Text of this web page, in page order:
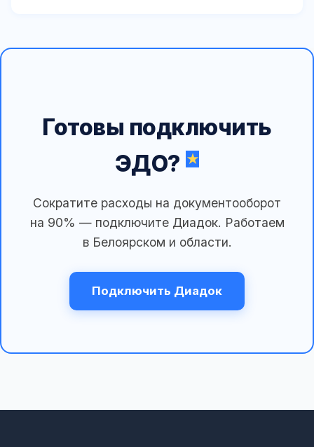
Готовы подключить
ЭДО?
Сократите расходы на документооборот
на 90% — подключите Диадок. Работаем
в Белоярском и области.
Подключить Диадок